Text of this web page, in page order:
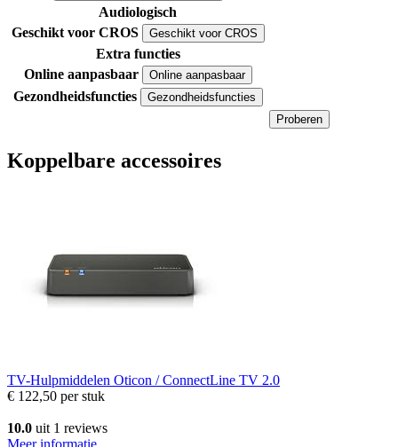
Audiologisch
Geschikt voor CROS
Geschikt voor CROS
Extra functies
Online aanpasbaar
Online aanpasbaar
Gezondheidsfuncties
Gezondheidsfuncties
Proberen
Koppelbare accessoires
TV-Hulpmiddelen Oticon / ConnectLine TV 2.0
€ 122,50 per stuk
10.0 uit 1 reviews
Meer informatie